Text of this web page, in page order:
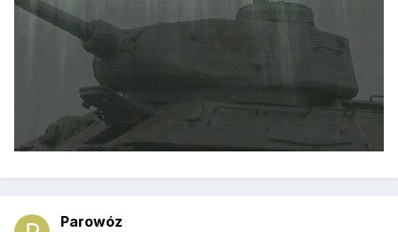
Parowóz